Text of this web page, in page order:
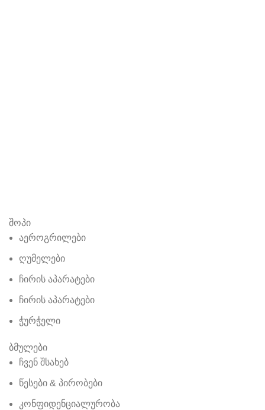
შოპი
აეროგრილები
ღუმელები
ჩირის აპარატები
ჩირის აპარატები
ჭურჭელი
ბმულები
ჩვენ შსახებ
წესები & პირობები
კონფიდენციალურობა